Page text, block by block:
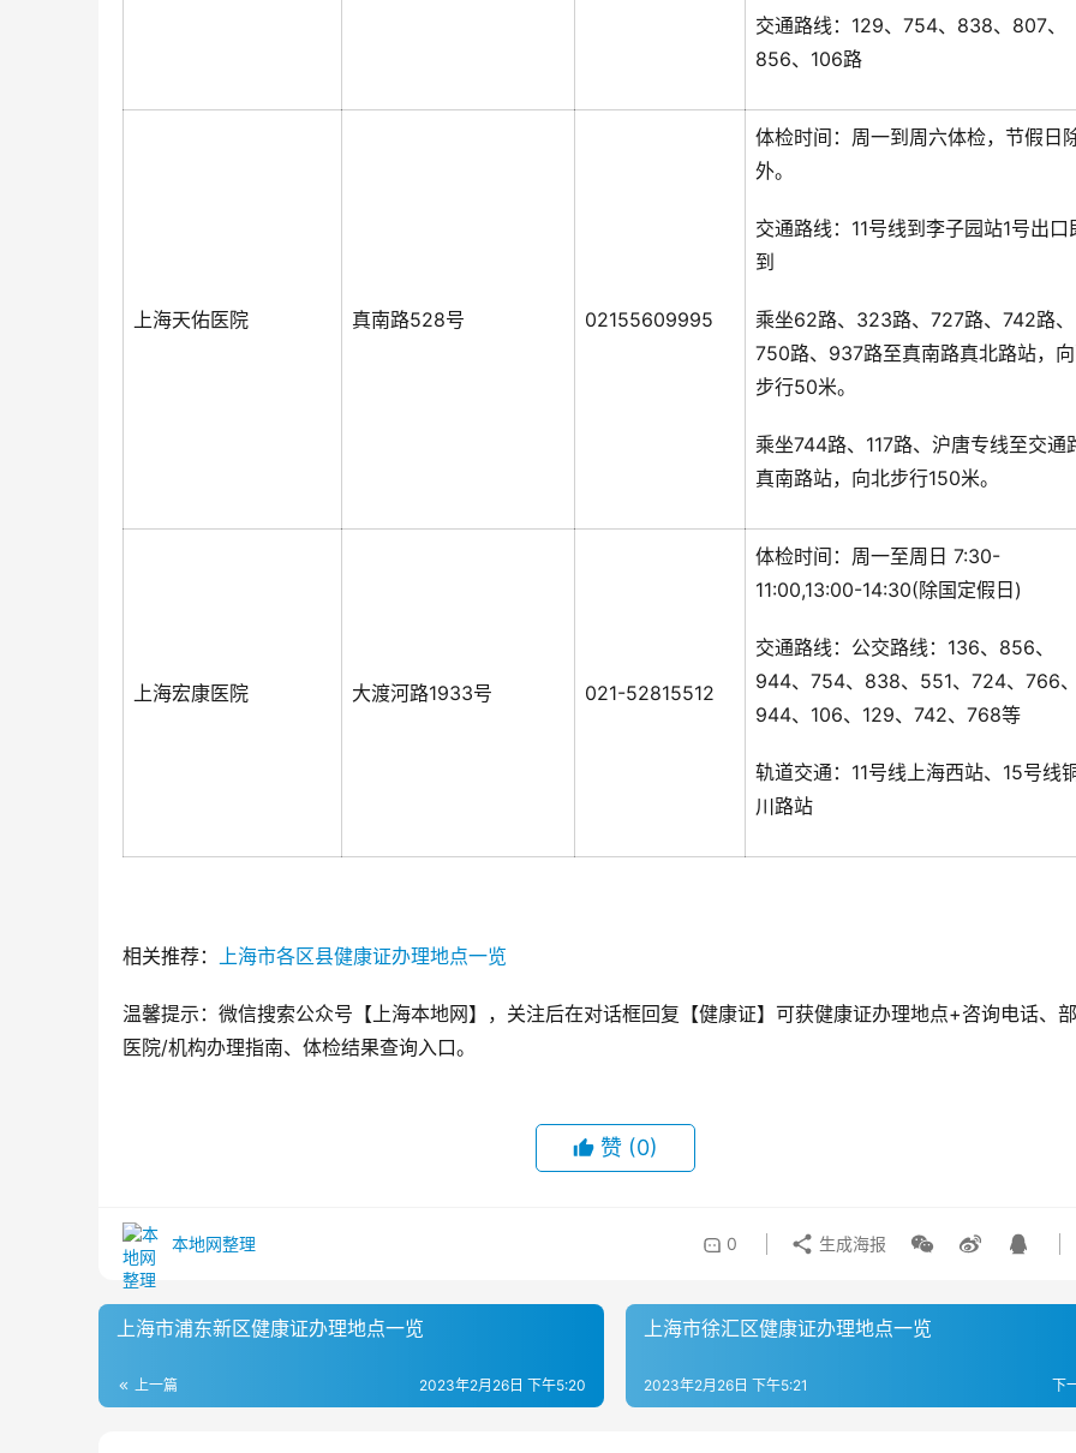
交通路线：129、754、838、807、
856、106路
上海天佑医院 真南路528号 02155609995
体检时间：周一到周六体检，节假日
外。
交通路线：11号线到李子园站1号出口
到
乘坐62路、323路、727路、742路、
750路、937路至真南路真北路站，
步行50米。
乘坐744路、117路、沪唐专线至交通
真南路站，向北步行150米。
上海宏康医院 大渡河路1933号 021-52815512
体检时间：周一至周日 7:30-
11:00,13:00-14:30(除国定假日)
交通路线：公交路线：136、856、
944、754、838、551、724、766
944、106、129、742、768等
轨道交通：11号线上海西站、15号线
川路站
相关推荐： 上海市各区县健康证办理地点一览
温馨提示：微信搜索公众号【上海本地网】，关注后在对话框回复【健康证】可获健康证办理地点+咨询电话、
医院/机构办理指南、体检结果查询入口。
赞 (0)
本地网整理 0 生成海报
上海市浦东新区健康证办理地点一览
上一篇 2023年2月26日 下午5:20
上海市徐汇区健康证办理地点一览
下
2023年2月26日 下午5:21